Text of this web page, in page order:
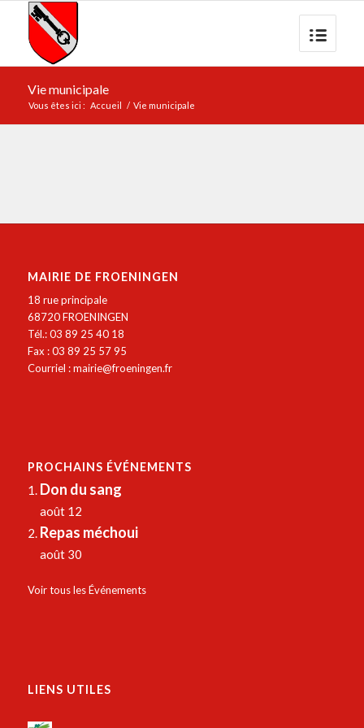
Vie municipale
Vous êtes ici : Accueil / Vie municipale
MAIRIE DE FROENINGEN
18 rue principale
68720 FROENINGEN
Tél.: 03 89 25 40 18
Fax : 03 89 25 57 95
Courriel :mairie@froeningen.fr
PROCHAINS ÉVÉNEMENTS
Don du sang
août 12
Repas méchoui
août 30
Voir tous les Événements
LIENS UTILES